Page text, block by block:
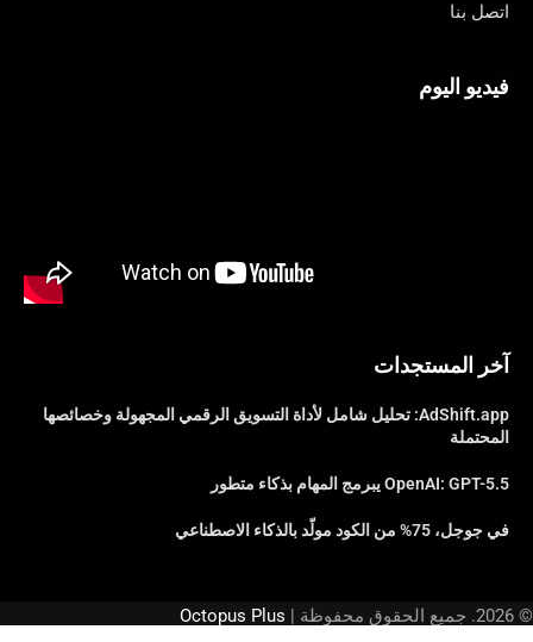
اتصل بنا
فيديو اليوم
آخر المستجدات
AdShift.app: تحليل شامل لأداة التسويق الرقمي المجهولة وخصائصها
المحتملة
OpenAI: GPT-5.5 يبرمج المهام بذكاء متطور
في جوجل، 75% من الكود مولّد بالذكاء الاصطناعي
© 2026. جميع الحقوق محفوظة | Octopus Plus